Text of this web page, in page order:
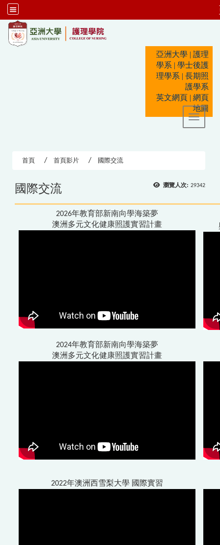
亞洲大學 | 護理
學系 | 學士後護
理學系 | 長期照
護學系
英文網頁 | 網頁
地圖
Toggle
首頁 首頁影片 國際交流
瀏覽人次: 29342
國際交流
2026年教育部新南向學海築夢
澳洲多元文化健康照護實習計畫
2024年教育部新南向學海築夢
澳洲多元文化健康照護實習計畫
2022年澳洲西雪梨大學 國際實習